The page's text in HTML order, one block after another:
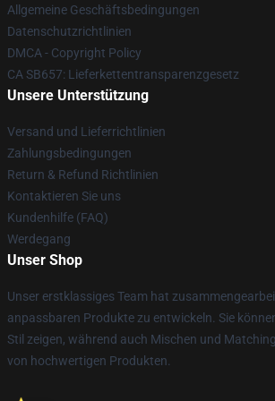
Allgemeine Geschäftsbedingungen
Datenschutzrichtlinien
DMCA - Copyright Policy
CA SB657: Lieferkettentransparenzgesetz
Unsere Unterstützung
Versand und Lieferrichtlinien
Zahlungsbedingungen
Return & Refund Richtlinien
Kontaktieren Sie uns
Kundenhilfe (FAQ)
Werdegang
Unser Shop
Unser erstklassiges Team hat
anpassbaren Produkte zu entwickeln. Sie
Stil zeigen, während auch Mischen und
von hochwertigen Produkten.